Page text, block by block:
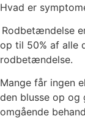
Hvad er
Rodbetændelse
op til 50% af alle
rodbetændelse.
Mange får ingen
den blusse op
omgående